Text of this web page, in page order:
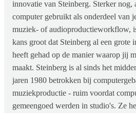
innovatie van Steinberg. Sterker nog,
computer gebruikt als onderdeel van
muziek- of audioproductieworkflow,
kans groot dat Steinberg al een grote
heeft gehad op de manier waarop jij
maakt. Steinberg is al sinds het
jaren 1980 betrokken bij
muziekproductie - ruim voordat
gemeengoed werden in studio's. Ze